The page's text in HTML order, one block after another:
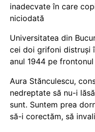
inadecvate în care
niciodată
Universitatea din
cei doi grifoni distruși
anul 1944 pe
Aura Stănculescu,
nedreptate să nu-i
sunt. Suntem prea
să-i corectăm, să